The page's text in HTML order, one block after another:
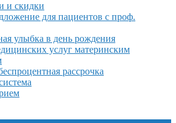
и скидки
для пациентов с проф.
улыбка в день рождения
услуг материнским
рассрочка